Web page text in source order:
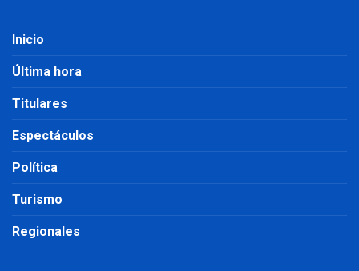
Inicio
Última hora
Titulares
Espectáculos
Política
Turismo
Regionales